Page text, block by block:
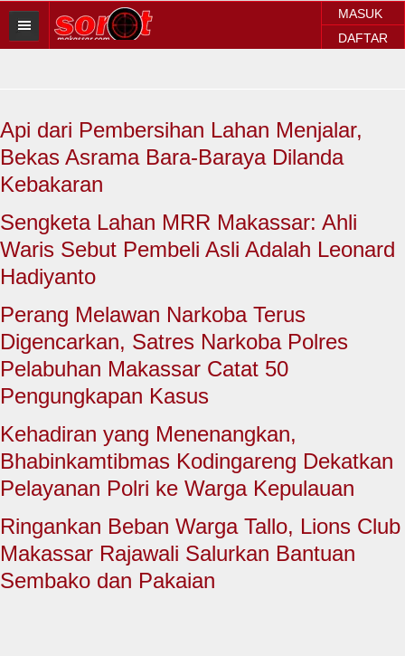
MASUK
DAFTAR
Sorot Makassar
Sorot Regional
Sorot Nasional
EKONOMI
TNI & POLRI
CONTACT US
Api dari Pembersihan Lahan Menjalar,
Bekas Asrama Bara-Baraya Dilanda
Kebakaran
Sengketa Lahan MRR Makassar: Ahli
Waris Sebut Pembeli Asli Adalah Leonard
Hadiyanto
Perang Melawan Narkoba Terus
Digencarkan, Satres Narkoba Polres
Pelabuhan Makassar Catat 50
Pengungkapan Kasus
Kehadiran yang Menenangkan,
Bhabinkamtibmas Kodingareng Dekatkan
Pelayanan Polri ke Warga Kepulauan
Ringankan Beban Warga Tallo, Lions Club
Makassar Rajawali Salurkan Bantuan
Sembako dan Pakaian